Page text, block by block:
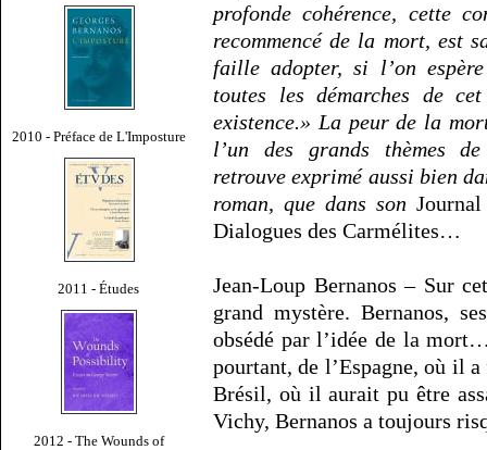
2010 - Préface de L'Imposture
2011 - Études
2012 - The Wounds of
profonde cohérence, cette
recommencé de la mort, est
faille adopter, si l’on
toutes les démarches de
existence.» La peur de la
l’un des grands thèmes
retrouve exprimé aussi bien
roman, que dans son
Dialogues des Carmélites…
Jean-Loup Bernanos – Sur
grand mystère. Bernanos,
obsédé par l’idée de la
pourtant, de l’Espagne, où il
Brésil, où il aurait pu être
Vichy, Bernanos a toujours